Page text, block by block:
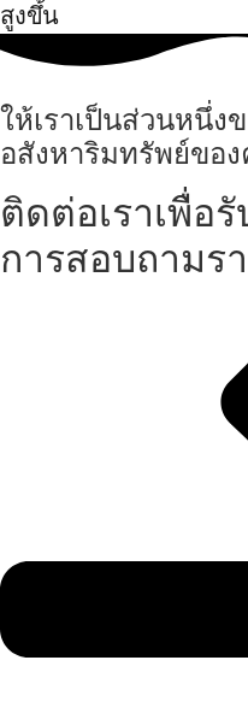
สูงขึ้น
ให้เราเป็นส่วนหนึ่ง
อสังหาริมทรัพย์ขอ
ติดต่อเราเพื่อ
การสอบถามร